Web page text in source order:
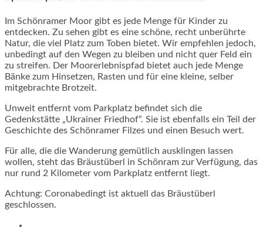
Im Schönramer Moor gibt es jede Menge für Kinder zu
entdecken. Zu sehen gibt es eine schöne, recht unberührte
Natur, die viel Platz zum Toben bietet. Wir empfehlen jedoch,
unbedingt auf den Wegen zu bleiben und nicht quer Feld ein
zu streifen. Der Moorerlebnispfad bietet auch jede Menge
Bänke zum Hinsetzen, Rasten und für eine kleine, selber
mitgebrachte Brotzeit.
Unweit entfernt vom Parkplatz befindet sich die
Gedenkstätte „Ukrainer Friedhof“. Sie ist ebenfalls ein Teil der
Geschichte des Schönramer Filzes und einen Besuch wert.
Für alle, die die Wanderung gemütlich ausklingen lassen
wollen, steht das Bräustüberl in Schönram zur Verfügung, das
nur rund 2 Kilometer vom Parkplatz entfernt liegt.
Achtung: Coronabedingt ist aktuell das Bräustüberl
geschlossen.